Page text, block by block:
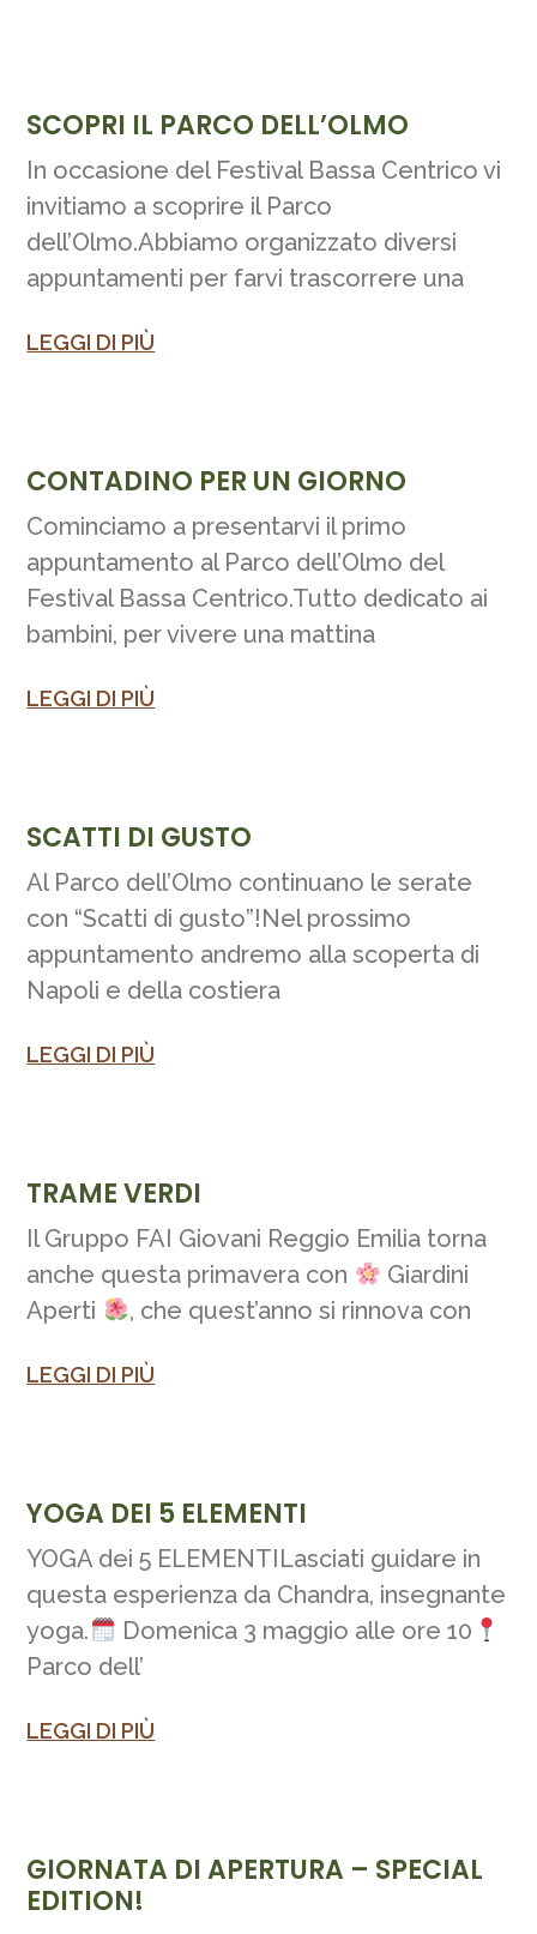
SCOPRI IL PARCO DELL’OLMO
In occasione del Festival Bassa Centrico vi
invitiamo a scoprire il Parco
dell’Olmo.Abbiamo organizzato diversi
appuntamenti per farvi trascorrere una
LEGGI DI PIÙ
CONTADINO PER UN GIORNO
Cominciamo a presentarvi il primo
appuntamento al Parco dell’Olmo del
Festival Bassa Centrico.Tutto dedicato ai
bambini, per vivere una mattina
LEGGI DI PIÙ
SCATTI DI GUSTO
Al Parco dell’Olmo continuano le serate
con “Scatti di gusto”!Nel prossimo
appuntamento andremo alla scoperta di
Napoli e della costiera
LEGGI DI PIÙ
TRAME VERDI
Il Gruppo FAI Giovani Reggio Emilia torna
anche questa primavera con
Giardini
Aperti
, che quest’anno si rinnova con
LEGGI DI PIÙ
YOGA DEI 5 ELEMENTI
YOGA dei 5 ELEMENTILasciati guidare in
questa esperienza da Chandra, insegnante
yoga.
Domenica 3 maggio alle ore 10
Parco dell’
LEGGI DI PIÙ
GIORNATA DI APERTURA – SPECIAL
EDITION!